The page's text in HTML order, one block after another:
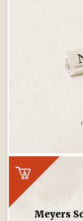
Meyers